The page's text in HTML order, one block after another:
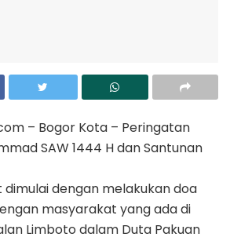
– Bogor Kota – Peringatan
SAW 1444 H dan Santunan
dengan melakukan doa
masyarakat yang ada di
Limboto dalam Duta Pakuan